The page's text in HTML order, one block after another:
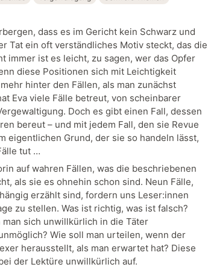
dass es im Gericht kein Schwarz und
Tat ein oft verständliches Motiv steckt, das die
immer ist es leicht, zu sagen, wer das Opfer
diese Positionen sich mit Leichtigkeit
hinter den Fällen, als man zunächst
Eva viele Fälle betreut, von scheinbarer
Doch es gibt einen Fall, dessen
bereut – und mit jedem Fall, den sie Revue
eigentlichen Grund, der sie so handeln lässt,
tut …
auf wahren Fällen, was die beschriebenen
als sie es ohnehin schon sind. Neun Fälle,
erzählt sind, fordern uns Leser:innen
zu stellen. Was ist richtig, was ist falsch?
man sich unwillkürlich in die Täter
Wie soll man urteilen, wenn der
herausstellt, als man erwartet hat? Diese
der Lektüre unwillkürlich auf.